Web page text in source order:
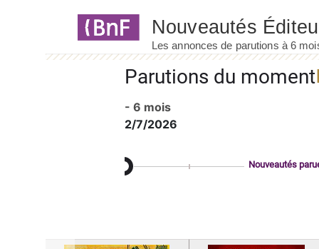
Parutions du moment
- 6 mois
2/7/2026
Nouveautés